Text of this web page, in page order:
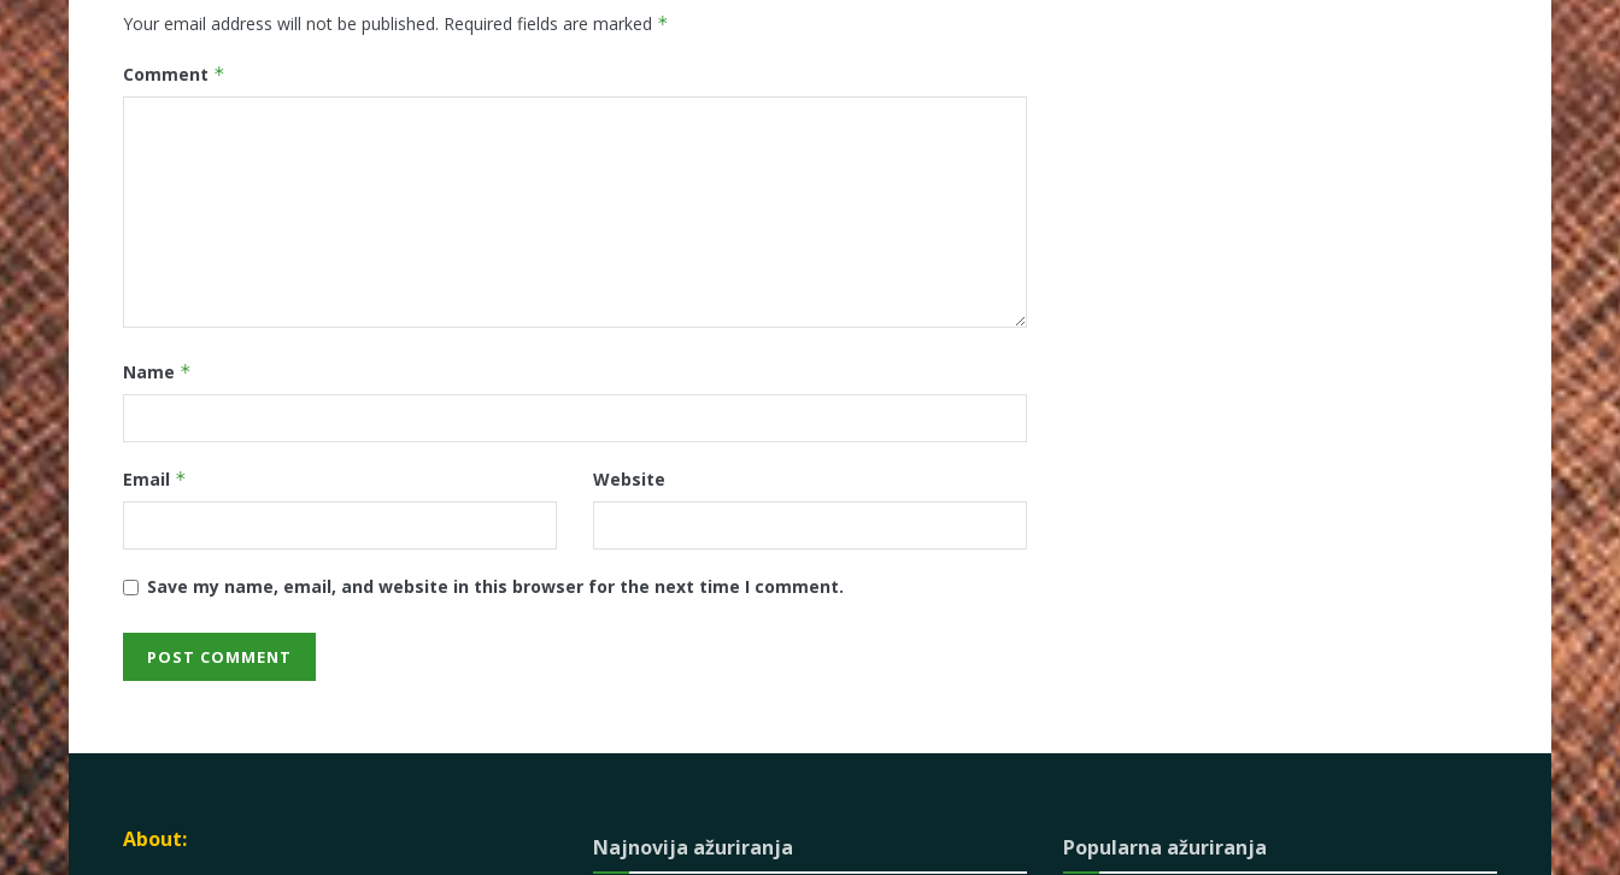
Your email address will not be published. Required fields are marked *
Comment *
Name *
Email * Website
Save my name, email, and website in this browser for the next time I comment.
About: Najnovija ažuriranja Popularna ažuriranja